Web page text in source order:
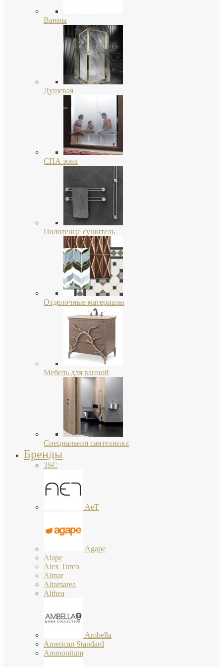
Ванны
Душевая
СПА зона
Полотенце сушитель
Отделочные материалы
Мебель для ванной
Специальная сантехника
Бренды
3SC
AeT
Agape
Alape
Alex Turco
Almar
Altamarea
Althea
Ambella
American Standard
Ammonitum